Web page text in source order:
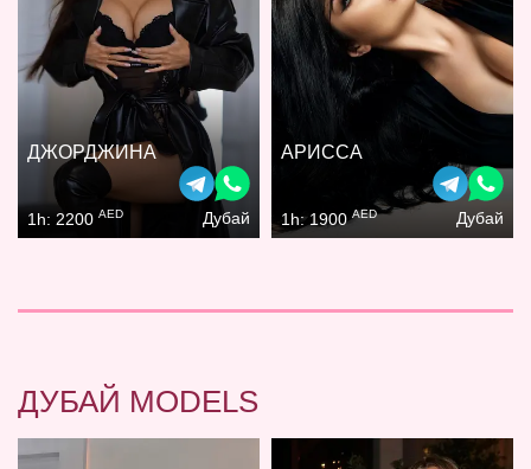
ДЖОРДЖИНА
1h: 2200 AED Дубай
АРИССА
1h: 1900AED Дубай
ДУБАЙ MODELS